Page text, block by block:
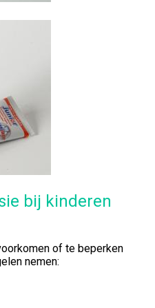
bij kinderen
of te beperken
nemen: